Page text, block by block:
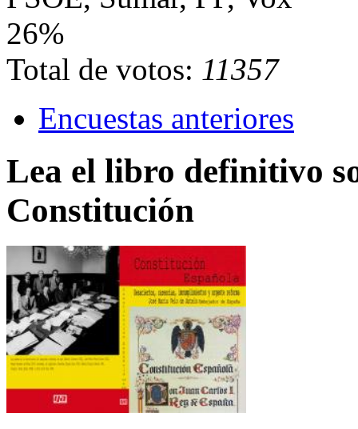
26%
Total de votos: 11357
Encuestas anteriores
Lea el libro definitivo
Constitución